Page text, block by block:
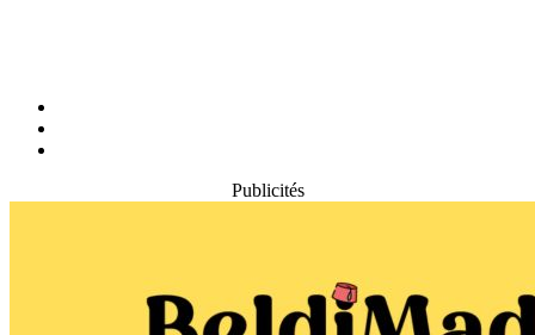
Publicités